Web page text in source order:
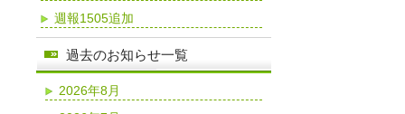
週報1505追加
過去のお知らせ一覧
2026年8月